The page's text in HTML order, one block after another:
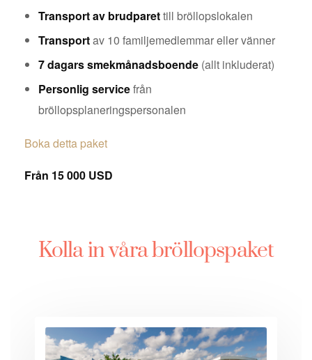
Transport av brudparettill bröllopslokalen
Transportav 10 familjemedlemmar eller vänner
7 dagars smekmånadsboende (allt inkluderat)
Personlig servicefrån
bröllopsplaneringspersonalen
Boka detta paket
Från 15 000 USD
Kolla in våra bröllopspaket